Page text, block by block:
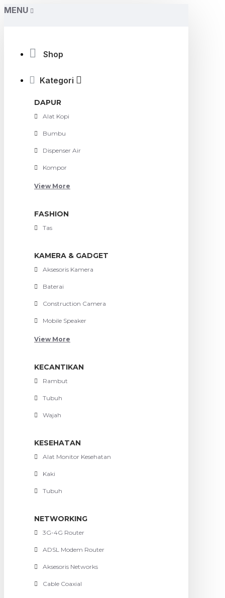
MENU
Shop
Kategori
DAPUR
Alat Kopi
Bumbu
Dispenser Air
Kompor
View More
FASHION
Tas
KAMERA & GADGET
Aksesoris Kamera
Baterai
Construction Camera
Mobile Speaker
View More
KECANTIKAN
Rambut
Tubuh
Wajah
KESEHATAN
Alat Monitor Kesehatan
Kaki
Tubuh
NETWORKING
3G-4G Router
ADSL Modem Router
Aksesoris Networks
Cable Coaxial